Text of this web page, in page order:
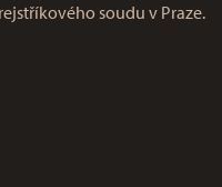
soudu v Praze.